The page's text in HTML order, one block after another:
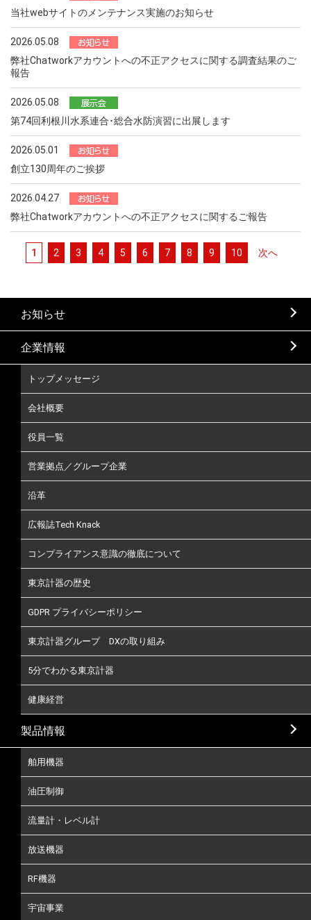
当社webサイトのメンテナンス実施のお知らせ
2026.05.08
弊社Chatworkアカウントへの不正アクセスに関する調査結果のご
報告
2026.05.08
第74回利根川水系連合･総合水防演習に出展します
2026.05.01
創立130周年のご挨拶
2026.04.27
弊社Chatworkアカウントへの不正アクセスに関するご報告
1 2 3 4 5 6 7 8 9 10 次へ
お知らせ
企業情報
トップメッセージ
会社概要
役員一覧
営業拠点／グループ企業
沿革
広報誌Tech Knack
コンプライアンス意識の徹底について
東京計器の歴史
GDPR プライバシーポリシー
東京計器グループ DXの取り組み
5分でわかる東京計器
健康経営
製品情報
舶用機器
油圧制御
流量計・レベル計
放送機器
RF機器
宇宙事業